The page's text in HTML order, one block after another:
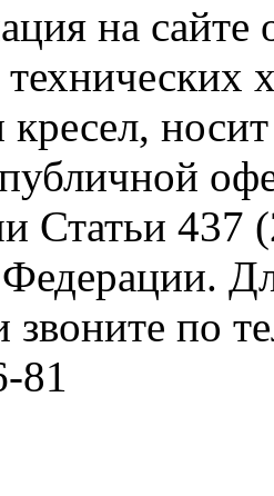
на сайте
кресел,
Статьи 437
по
81